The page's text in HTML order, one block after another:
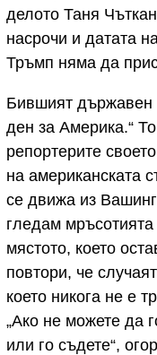
делото Таня
насрочи и датата
Тръмп няма да
Бившият държавен
ден за Америка.“
репортерите
на американската
се движа из
гледам
мястото, което
повтори, че
което никога не e
„Ако не можете да
или го съдете“,